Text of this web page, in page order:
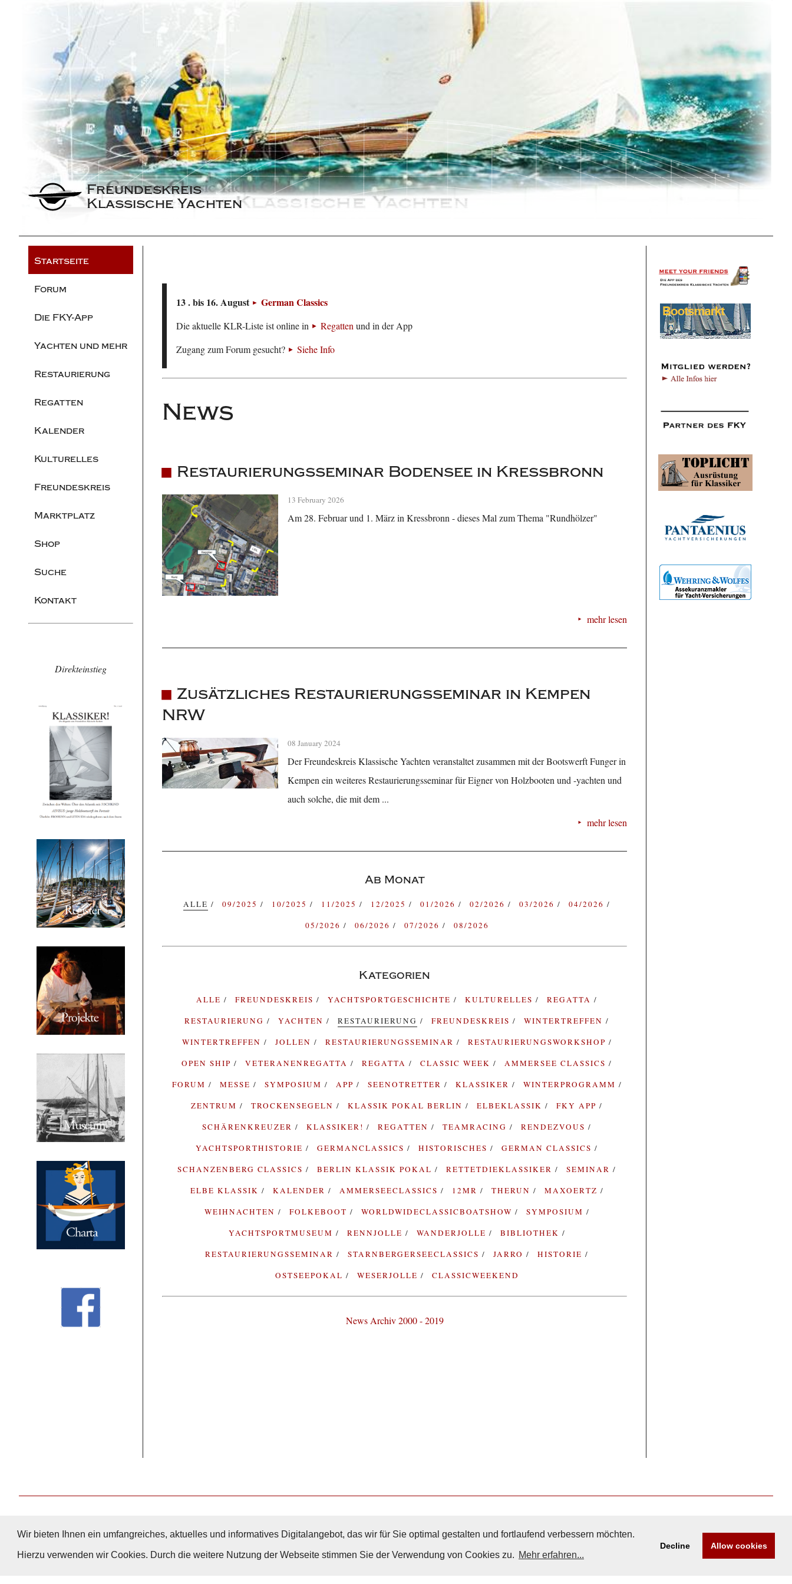
Wir bieten Ihnen ein umfangreiches, aktuelles und informatives Digitalangebot, das wir für Sie optimal gestalten und fortlaufend verbessern möchten.
Hierzu verwenden wir Cookies. Durch die weitere Nutzung der Webseite stimmen Sie der Verwendung von Cookies zu. Mehr erfahren...
Decline Allow cookies
Freundeskreis
Klassische Yachten
Startseite
Forum
Die FKY-App
Yachten und mehr
Restaurierung
Regatten
Kalender
Kulturelles
Freundeskreis
Marktplatz
Shop
Suche
Kontakt
Direkteinstieg
13 . bis 16. August German Classics
Die aktuelle KLR-Liste ist online in Regattenund in der App
Zugang zum Forum gesucht?
Siehe Info
News
Restaurierungsseminar Bodensee in Kressbronn
13 February 2026
Am 28. Februar und 1. März in Kressbronn - dieses Mal zum Thema "Rundhölzer"
mehr lesen
Zusätzliches Restaurierungsseminar in Kempen
NRW
08 January 2024
Der Freundeskreis Klassische Yachten veranstaltet zusammen mit der Bootswerft Funger in
Kempen ein weiteres Restaurierungsseminar für Eigner von Holzbooten und -yachten und
auch solche, die mit dem ...
mehr lesen
Ab Monat
ALLE 09/2025 10/2025 11/2025 12/2025 01/2026 02/2026 03/2026
04/2026
05/2026
06/2026 07/2026 08/2026
Kategorien
ALLE FREUNDESKREIS YACHTSPORTGESCHICHTE KULTURELLES
REGATTA
RESTAURIERUNG
YACHTEN RESTAURIERUNG FREUNDESKREIS
WINTERTREFFEN
WINTERTREFFEN
JOLLEN RESTAURIERUNGSSEMINAR
RESTAURIERUNGSWORKSHOP
OPEN SHIP
VETERANENREGATTA REGATTA CLASSIC WEEK
AMMERSEE CLASSICS
FORUM
MESSE SYMPOSIUM APP SEENOTRETTER KLASSIKER
WINTERPROGRAMM
ZENTRUM
TROCKENSEGELN KLASSIK POKAL BERLIN ELBEKLASSIK
FKY APP
SCHÄRENKREUZER
KLASSIKER! REGATTEN TEAMRACING
RENDEZVOUS
YACHTSPORTHISTORIE
GERMANCLASSICS HISTORISCHES
GERMAN CLASSICS
SCHANZENBERG CLASSICS
BERLIN KLASSIK POKAL RETTETDIEKLASSIKER
SEMINAR
ELBE KLASSIK
KALENDER AMMERSEECLASSICS 12MR THERUN
MAXOERTZ
WEIHNACHTEN
FOLKEBOOT WORLDWIDECLASSICBOATSHOW
SYMPOSIUM
YACHTSPORTMUSEUM
RENNJOLLE WANDERJOLLE
BIBLIOTHEK
RESTAURIERUNGSSEMINAR
STARNBERGERSEECLASSICS JARRO
HISTORIE
OSTSEEPOKAL
WESERJOLLE CLASSICWEEKEND
News Archiv 2000 - 2019
Nach Oben